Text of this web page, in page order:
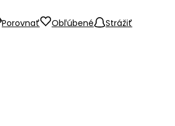
Porovnať Obľúbené Strážiť